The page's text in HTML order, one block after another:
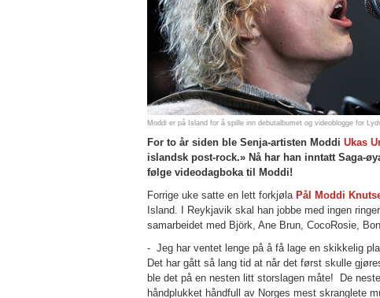
Moddi er på Island for å spille inn debutalbumet og videoblogge for
For to år siden ble Senja-artisten Moddi Ukas
islandsk post-rock.» Nå har han inntatt Saga-
følge videodagboka til Moddi!
Forrige uke satte en lett forkjøla Pål Moddi
Island. I Reykjavik skal han jobbe med ingen
samarbeidet med Björk, Ane Brun, CocoRosie,
- Jeg har ventet lenge på å få lage en skikkelig
Det har gått så lang tid at når det først skulle
ble det på en nesten litt storslagen måte! De
håndplukket håndfull av Norges mest skranglete